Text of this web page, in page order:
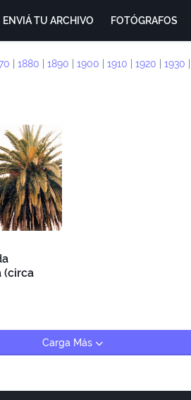
ENVIÁ TU ARCHIVO FOTÓGRAFOS
1880 1890 1900 1910 1920 1930
(circa
Carga Más